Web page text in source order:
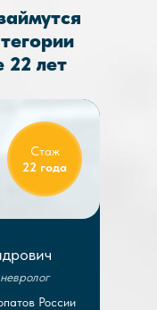
22 лет
России
Стаж
22 года